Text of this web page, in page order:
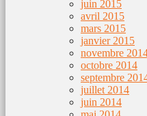
juin 2015
avril 2015
mars 2015
janvier 2015
novembre
octobre 2014
septembre
juillet 2014
juin 2014